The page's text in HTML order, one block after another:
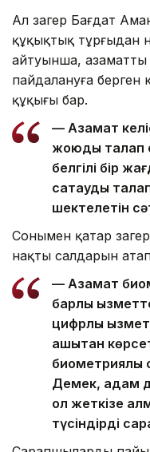
Ал заңгер Бағдат
құқықтық тұрғыдан
айтуынша,
пайдалануға берген
құқығы бар.
— Азамат
жоюды талап
белгілі бір
сақтауды
шектелетін
Сонымен қатар
нақты салдарын атап
— Азамат
барлық
цифрлық
қашықтан
биометриялық
Демек, адам
қол жеткізе
түсіндірді